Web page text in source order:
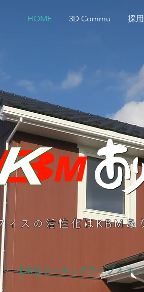
HOME 3D Commu 採
ィスの活性化はKBMあ
【本社ワーキングライブオフ